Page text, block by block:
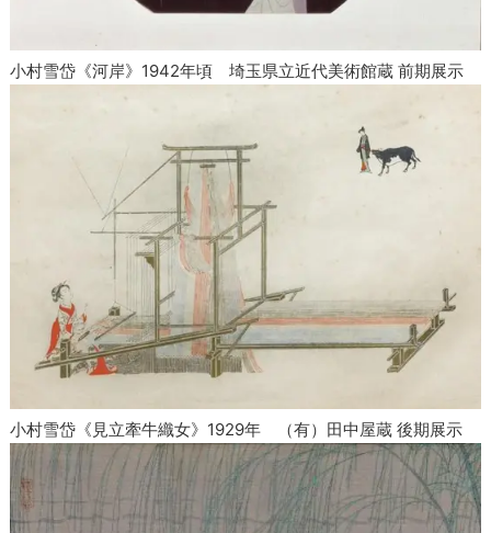
小村雪岱《河岸》1942年頃 埼玉県立近代美術館蔵 前期展示
小村雪岱《見立牽牛織女》1929年 （有）田中屋蔵 後期展示